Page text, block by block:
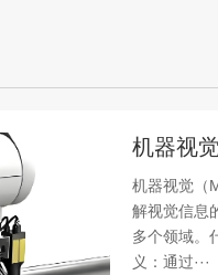
机器视
机器视觉（
解视觉信息
多个领域。
义：通过···